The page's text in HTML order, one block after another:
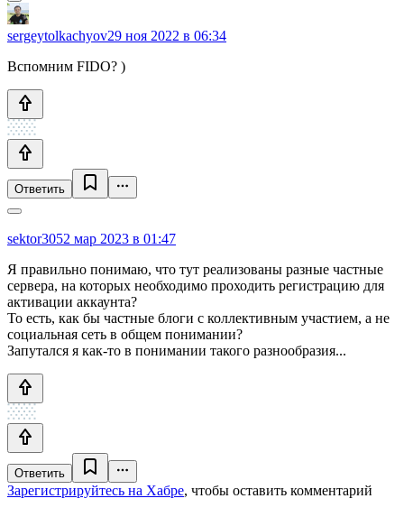
sergeytolkachyov29 ноя 2022 в 06:34
Вспомним FIDO? )
Ответить
sektor3052 мар 2023 в 01:47
Я правильно понимаю, что тут реализованы разные частные
сервера, на которых необходимо проходить регистрацию для
активации аккаунта?
То есть, как бы частные блоги с коллективным участием, а не
социальная сеть в общем понимании?
Запутался я как-то в понимании такого разнообразия...
Ответить
Зарегистрируйтесь на Хабре, чтобы оставить комментарий